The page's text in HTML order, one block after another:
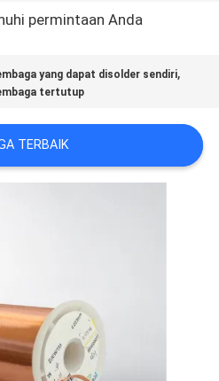
permintaan Anda
yang dapat disolder sendiri,
tertutup
TERBAIK